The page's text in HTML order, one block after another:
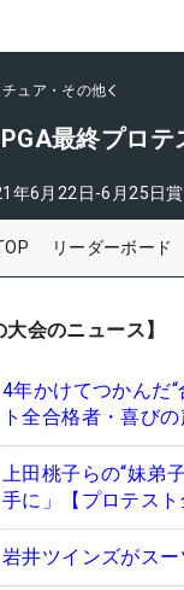
チュア・その他
最終プロテ
年6月22日-6月25日
リーダーボード
大会のニュース】
4年かけてつかんだ
ト全合格者・喜び
上田桃子らの“妹弟
手に」【プロテス
岩井ツインズがス